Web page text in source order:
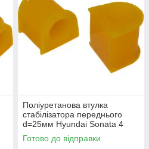
Поліуретанова втулка
стабілізатора переднього
d=25мм Hyundai Sonata 4
gen. (EF) Седан (1998-2004)
v19
Готово до відправки